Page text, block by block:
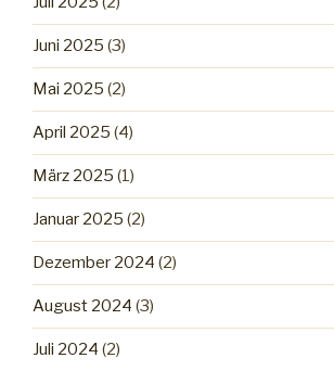
Juni 2025 (3)
Mai 2025 (2)
April 2025 (4)
März 2025 (1)
Januar 2025 (2)
Dezember 2024 (2)
August 2024 (3)
Juli 2024 (2)